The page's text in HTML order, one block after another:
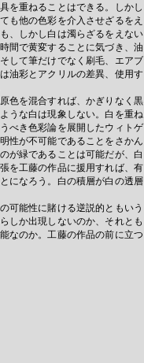
を重ねることはできる。しかし
も他の色彩を介入させざるをえ
、しかし白は濁らざるをえない
間で黄変することに気づき、油
して筆だけでなく刷毛、エアブ
油彩とアクリルの差異、使用す
色を混合すれば、かぎりなく黒
うな白は現象しない。白を重ね
べき色彩論を展開したウィトゲ
性が不可能であることをさかん
が緑であることは可能だが、白
を工藤の作品に援用すれば、有
になろう。白の積層が白の透層
可能性に賭ける逆説的ともいう
しか出現しないのか、それとも
なのか。工藤の作品の前に立つ